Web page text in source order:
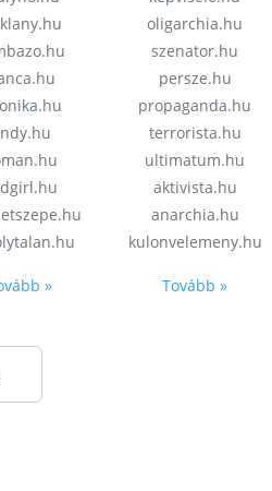
»
oligarchia.hu
szenator.hu
persze.hu
propaganda.hu
terrorista.hu
ultimatum.hu
aktivista.hu
anarchia.hu
kulonvelemeny.hu
Tovább »